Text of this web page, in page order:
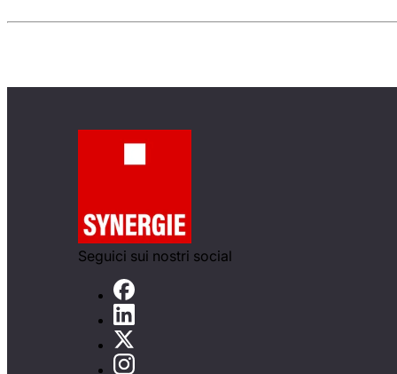
Seguici sui nostri social